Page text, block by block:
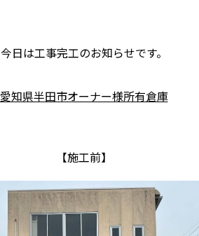
今日は工事完工のお知らせです。
愛知県半田市オーナー様所有倉庫
【施工前】